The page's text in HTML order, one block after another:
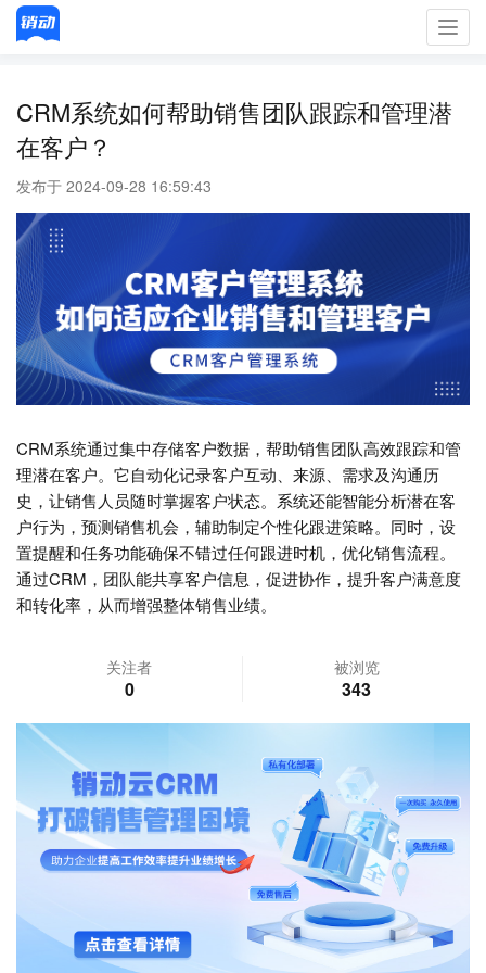
CRM系统如何帮助销售团队跟踪和管理潜
在客户？
发布于 2024-09-28 16:59:43
CRM系统通过集中存储客户数据，帮助销售团队高效跟踪和管
理潜在客户。它自动化记录客户互动、来源、需求及沟通历
史，让销售人员随时掌握客户状态。系统还能智能分析潜在客
户行为，预测销售机会，辅助制定个性化跟进策略。同时，设
置提醒和任务功能确保不错过任何跟进时机，优化销售流程。
通过CRM，团队能共享客户信息，促进协作，提升客户满意度
和转化率，从而增强整体销售业绩。
关注者
0
被浏览
343